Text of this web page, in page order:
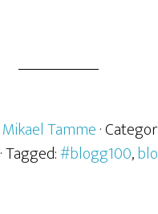
Mikael Tamme·
· Tagged:#blogg100,